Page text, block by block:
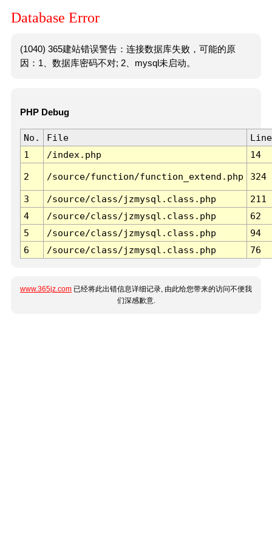
Database Error
(1040) 365建站错误警告：连接数据库失败，可能的原
因：1、数据库密码不对; 2、mysql未启动。
PHP Debug
No. File
Line
1
/index.php 14
2 /source/function/function_extend.php 324
3 /source/class/jzmysql.class.php
211
4
/source/class/jzmysql.class.php
62
5
/source/class/jzmysql.class.php
94
6
/source/class/jzmysql.class.php 76
www.365jz.com 已经将此出错信息详细记录, 由此给您带来的访问不便我
们深感歉意.